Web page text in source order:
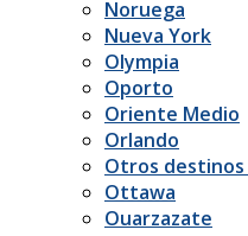
Noruega
Nueva York
Olympia
Oporto
Oriente Medio
Orlando
Otros destinos
Ottawa
Ouarzazate